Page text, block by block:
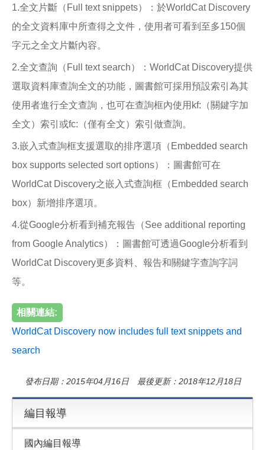
1.全文片斷（Full text snippets）：於WorldCat Discovery
的全文資料庫中所查得之文件，使用者可看到至多150個
字元之全文片斷內容。
2.全文查詢（Full text search）：WorldCat Discovery提供
選取資料庫查詢全文的功能，圖書館可採用預設索引為其
使用者進行全文查詢，也可在查詢框內使用kf:（關鍵字加
全文）索引或fc:（僅有全文）索引做查詢。
3.嵌入式查詢框支援選取的排序選項（Embedded search
box supports selected sort options）：圖書館可在
WorldCat Discovery之嵌入式查詢框（Embedded search
box）新增排序選項。
4.從Google分析看到補充報告（See additional reporting
from Google Analytics）：圖書館可透過Google分析看到
WorldCat Discovery更多資料、報告和關鍵字查詢字詞
等。
相關連結:
WorldCat Discovery now includes full text snippets and
search
發布日期：2015年04月16日 最後更新：2018年12月18日
編目報導
國內編目報導